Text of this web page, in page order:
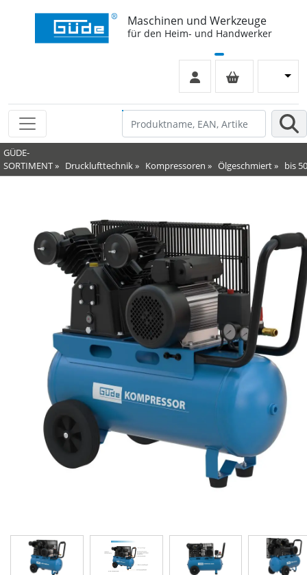
Maschinen und Werkzeuge
für den Heim- und Handwerker
GÜDE-
SORTIMENT» Drucklufttechnik» Kompressoren » Ölgeschmiert» bis